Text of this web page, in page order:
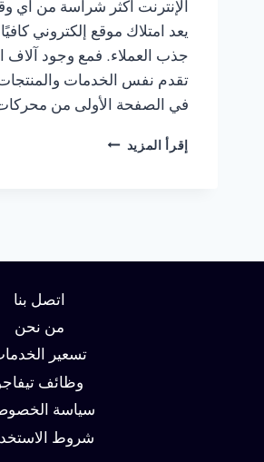
الإنترنت أكثر شراسة من أي
يعد امتلاك موقع إلكتروني
جذب العملاء. فمع وجود آلاف
تقدم نفس الخدمات
في الصفحة الأولى من
إقرأ المزيد شركة
اتصل بنا
من نحن
تسعير
وظائف
سياسة
شروط